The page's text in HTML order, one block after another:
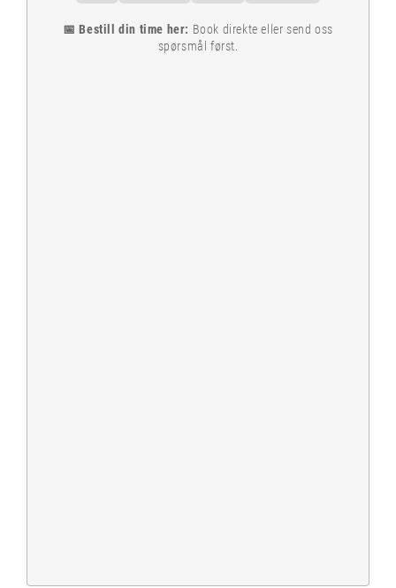
📅 Bestill din time her: Book direkte eller send oss
spørsmål først.